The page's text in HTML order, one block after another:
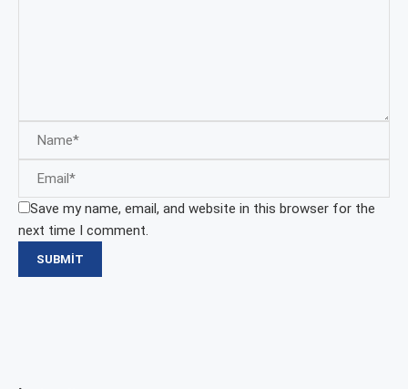
Save my name, email, and website in this browser for the
next time I comment.